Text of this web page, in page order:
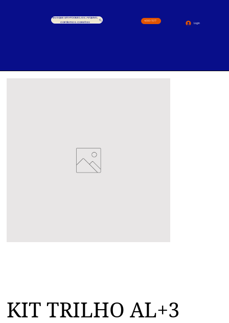
Busque um Produto, ex.: Arquivo,
cardernos, canetas
4000-1517
Login
KIT TRILHO AL+3